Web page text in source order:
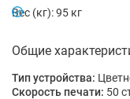
Вес (кг): 95 кг
Общие
Тип устройства:
Скорость печати: 50